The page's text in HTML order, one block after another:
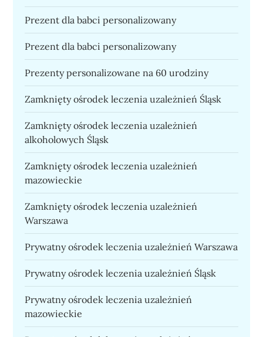
Prezent dla babci personalizowany
Prezent dla babci personalizowany
Prezenty personalizowane na 60 urodziny
Zamknięty ośrodek leczenia uzależnień Śląsk
Zamknięty ośrodek leczenia uzależnień
alkoholowych Śląsk
Zamknięty ośrodek leczenia uzależnień
mazowieckie
Zamknięty ośrodek leczenia uzależnień
Warszawa
Prywatny ośrodek leczenia uzależnień Warszawa
Prywatny ośrodek leczenia uzależnień Śląsk
Prywatny ośrodek leczenia uzależnień
mazowieckie